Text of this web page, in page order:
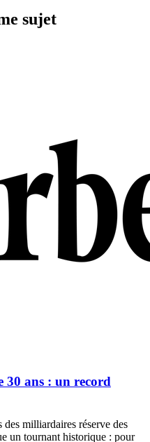
sujet
30 ans : un record
des milliardaires réserve des
un tournant historique : pour